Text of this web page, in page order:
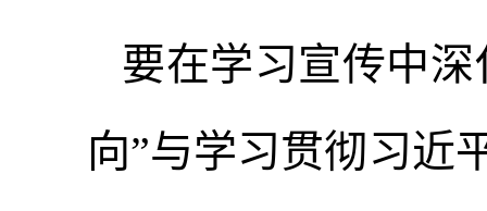
要在学习宣传中
向”与学习贯彻习近